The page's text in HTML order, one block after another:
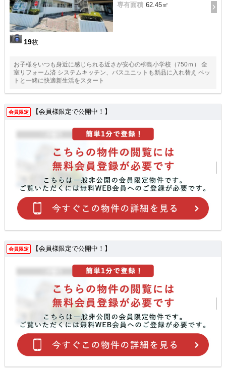
19枚
専有面積 62.45㎡
お子様をいつも身近に感じられる近さが安心の柳島小学校（750ｍ） 全
室リフォーム済 システムキッチン、バスユニットも新品に入れ替え ペッ
トと一緒に快適新生活をスタート
会員限定 【会員様限定で公開中！】
会員限定 【会員様限定で公開中！】